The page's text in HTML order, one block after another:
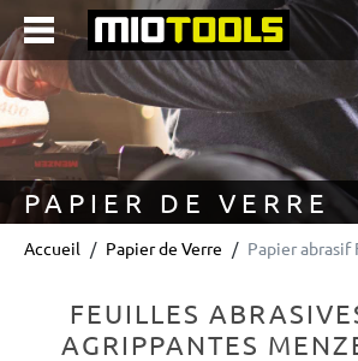
principal
PAPIER DE VERRE
Accueil Papier de Verre Papier abrasif
FEUILLES
AGRIPPANTES